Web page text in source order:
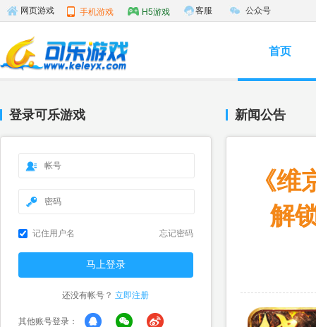
网页游戏 手机游戏 H5游戏 客服 公众号
首页
登录可乐游戏
记住用户名 忘记密码
还没有帐号？ 立即注册
其他账号登录：
新闻公告
《
解